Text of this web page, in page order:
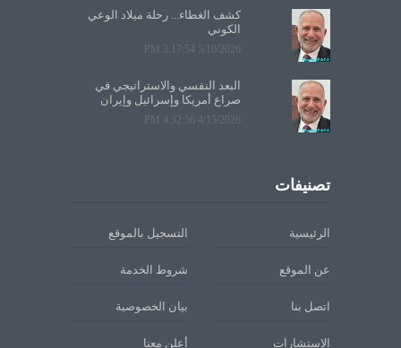
كشف الغطاء... رحلة ميلاد الوعي
الكوني
5/10/2026 3:17:54 PM
البعد النفسي والاستراتيجي في
صراع أمريكا وإسرائيل وإيران
4/15/2026 4:32:56 PM
تصنيفات
الرئيسية التسجيل بالموقع
عن الموقع شروط الخدمة
اتصل بنا بيان الخصوصية
الاستشارات أعلن معنا